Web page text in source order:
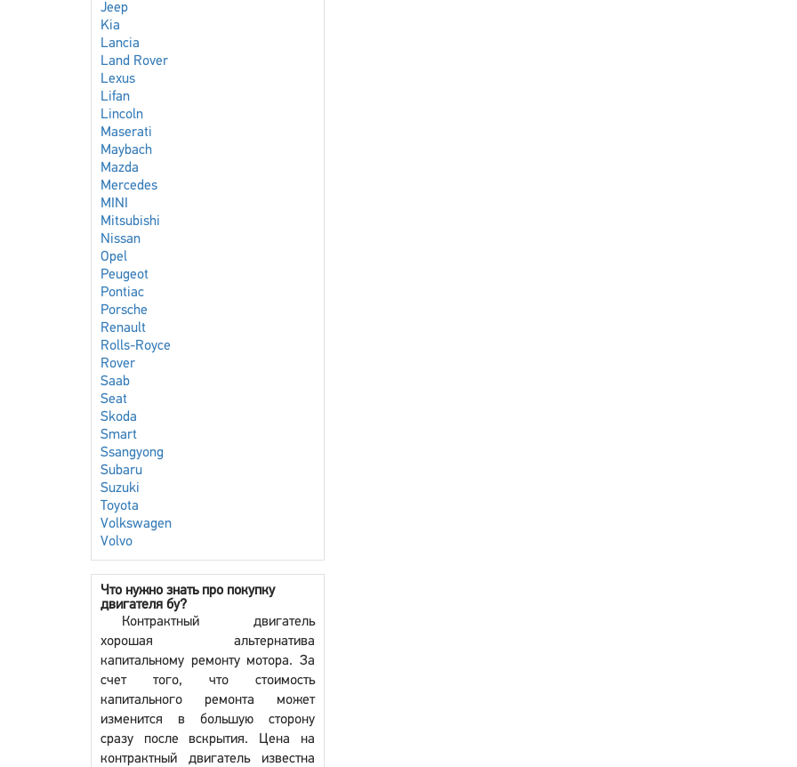
Jeep
Kia
Lancia
Land Rover
Lexus
Lifan
Lincoln
Maserati
Maybach
Mazda
Mercedes
MINI
Mitsubishi
Nissan
Opel
Peugeot
Pontiac
Porsche
Renault
Rolls-Royce
Rover
Saab
Seat
Skoda
Smart
Ssangyong
Subaru
Suzuki
Toyota
Volkswagen
Volvo
Что нужно знать про покупку
двигателя бу?
Контрактный двигатель
хорошая альтернатива
капитальному ремонту мотора. За
счет того, что стоимость
капитального ремонта может
изменится в большую сторону
сразу после вскрытия. Цена на
контрактный двигатель известна